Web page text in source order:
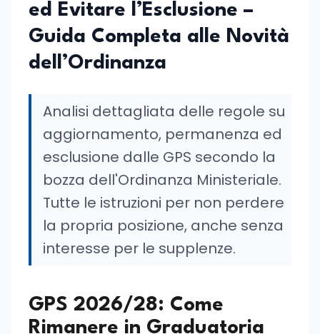
ed Evitare l’Esclusione –
Guida Completa alle Novità
dell’Ordinanza
Analisi dettagliata delle regole su
aggiornamento, permanenza ed
esclusione dalle GPS secondo la
bozza dell'Ordinanza Ministeriale.
Tutte le istruzioni per non perdere
la propria posizione, anche senza
interesse per le supplenze.
GPS 2026/28: Come
Rimanere in Graduatoria